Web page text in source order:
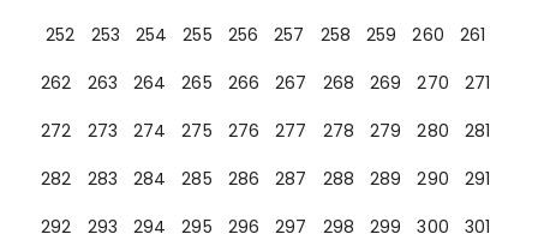
252
253 254 255 256 257 258 259 260
261
262
263 264 265 266 267 268 269 270
271
272
273 274 275 276 277 278 279 280
281
282
283 284 285 286 287 288 289 290
291
292
293 294 295 296 297 298 299 300 301